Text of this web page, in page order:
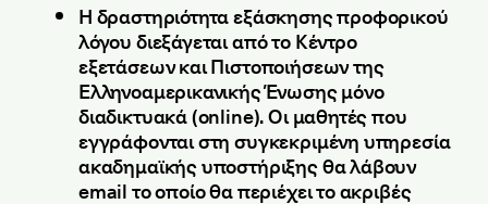
Η δραστηριότητα εξάσκησης προφορικού
λόγου διεξάγεται από το Κέντρο
εξετάσεων και Πιστοποιήσεων της
Ελληνοαμερικανικής Ένωσης μόνο
διαδικτυακά (online). Οι μαθητές που
εγγράφονται στη συγκεκριμένη υπηρεσία
ακαδημαϊκής υποστήριξης θα λάβουν
email το οποίο θα περιέχει το ακριβές